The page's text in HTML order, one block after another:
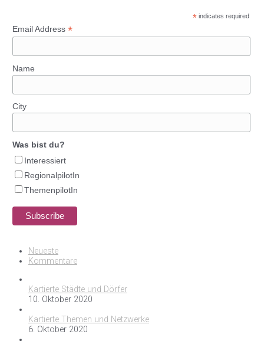
* indicates required
Email Address *
Name
City
Was bist du?
Interessiert
RegionalpilotIn
ThemenpilotIn
Neueste
Kommentare
Kartierte Städte und Dörfer
10. Oktober 2020
Kartierte Themen und Netzwerke
6. Oktober 2020